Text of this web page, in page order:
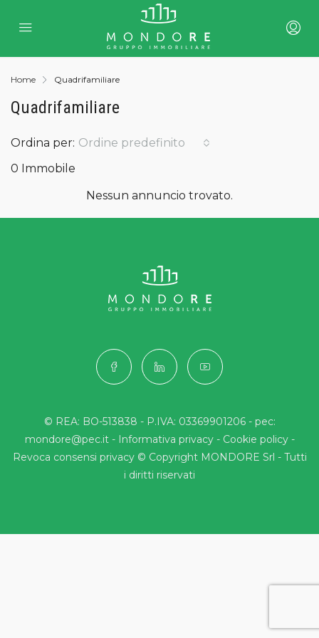
Home Quadrifamiliare
Quadrifamiliare
0 Immobile
Ordina per: Ordine predefinito
Nessun annuncio trovato.
© REA: BO-513838 - P.IVA: 03369901206 - pec:
mondore@pec.it - Informativa privacy- Cookie policy-
Revoca consensi privacy© Copyright MONDORE Srl - Tutti
i diritti riservati